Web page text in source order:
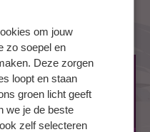
om jouw
zo soepel en
Deze zorgen
loopt en staan
groen licht geeft
we je de beste
zelf selecteren